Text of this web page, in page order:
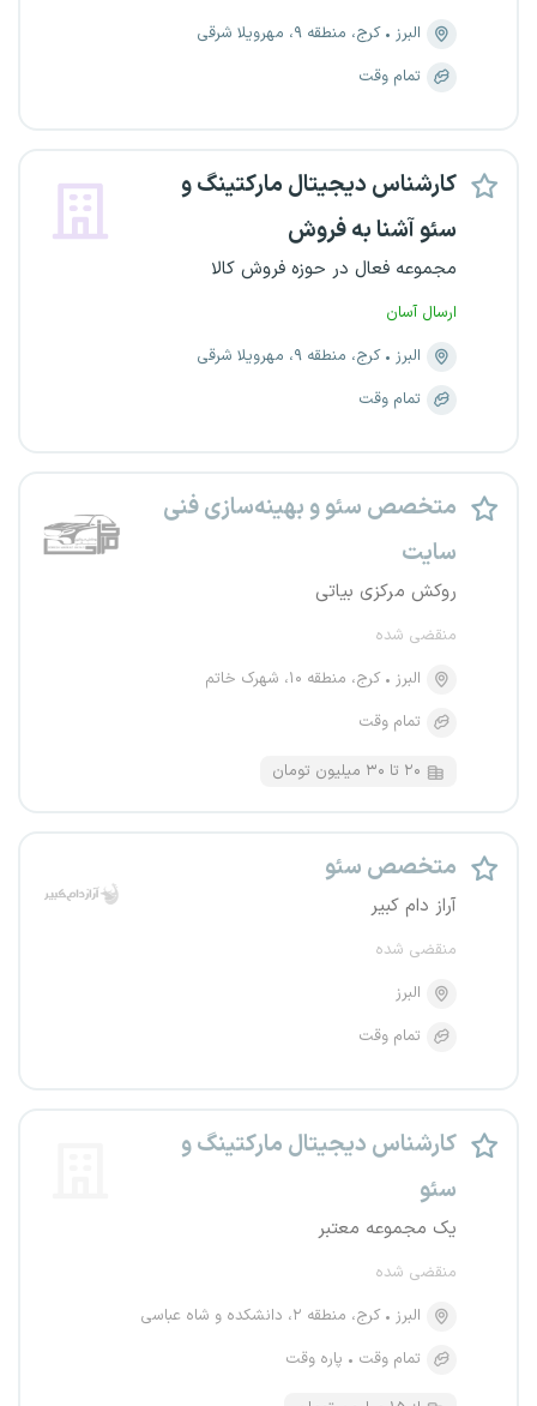
البرز
کرج، منطقه ۹، مهرویلا شرقی
تمام وقت
کارشناس دیجیتال مارکتینگ و
سئو آشنا به فروش
مجموعه فعال در حوزه فروش کالا
ارسال آسان
البرز
کرج، منطقه ۹، مهرویلا شرقی
تمام وقت
متخصص سئو و بهینه‌سازی فنی
سایت
روکش مرکزی بیاتی
منقضی شده
البرز
کرج، منطقه ۱۰، شهرک خاتم
تمام وقت
۲۰ تا ۳۰ میلیون تومان
متخصص سئو
آراز دام کبیر
منقضی شده
البرز
تمام وقت
کارشناس دیجیتال مارکتینگ و
سئو
یک مجموعه معتبر
منقضی شده
البرز
کرج، منطقه ۲، دانشکده و شاه عباسی
تمام وقت
پاره وقت